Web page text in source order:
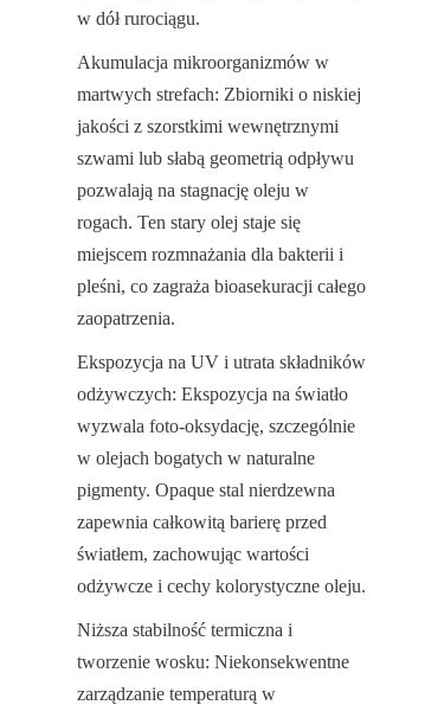
w dół rurociągu.
Akumulacja mikroorganizmów w
martwych strefach: Zbiorniki o niskiej
jakości z szorstkimi wewnętrznymi
szwami lub słabą geometrią odpływu
pozwalają na stagnację oleju w
rogach. Ten stary olej staje się
miejscem rozmnażania dla bakterii i
pleśni, co zagraża bioasekuracji całego
zaopatrzenia.
Ekspozycja na UV i utrata składników
odżywczych: Ekspozycja na światło
wyzwala foto-oksydację, szczególnie
w olejach bogatych w naturalne
pigmenty. Opaque stal nierdzewna
zapewnia całkowitą barierę przed
światłem, zachowując wartości
odżywcze i cechy kolorystyczne oleju.
Niższa stabilność termiczna i
tworzenie wosku: Niekonsekwentne
zarządzanie temperaturą w